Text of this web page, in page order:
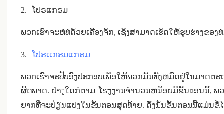
2. ໂປຣແກຣມ
ພວກເຮົາຈະຫໍ່ທໍ່ດ້ວຍເຄື່ອງຈັກ, ເຊິ່ງສາມາດເຮັດໃຫ້ຮູບຮ່າງຂ
3. ໂປຣເເກຣມແກຣມ
ພວກເຮົາຈະປັບອົງປະກອບເພື່ອໃຫ້ພວກມັນທັງຫມົດຢູ່ໃນມາດຕ
ຜິດພາດ. ຢ່າງໃດກໍຕາມ, ໂຮງງານຈໍານວນຫນ້ອຍມີຂັ້ນຕອນນີ້,
ຍາກທີ່ຈະປ່ຽນແປງໃນຂັ້ນຕອນສຸດທ້າຍ. ດັ່ງນັ້ນຂັ້ນຕອນນີ້ແມ່ນຂໍ້